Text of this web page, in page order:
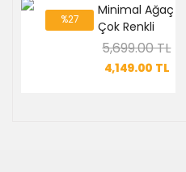
%27
Minimal Ağaç
Çok Renkli
Sandalye
5,699.00 TL
4,149.00 TL